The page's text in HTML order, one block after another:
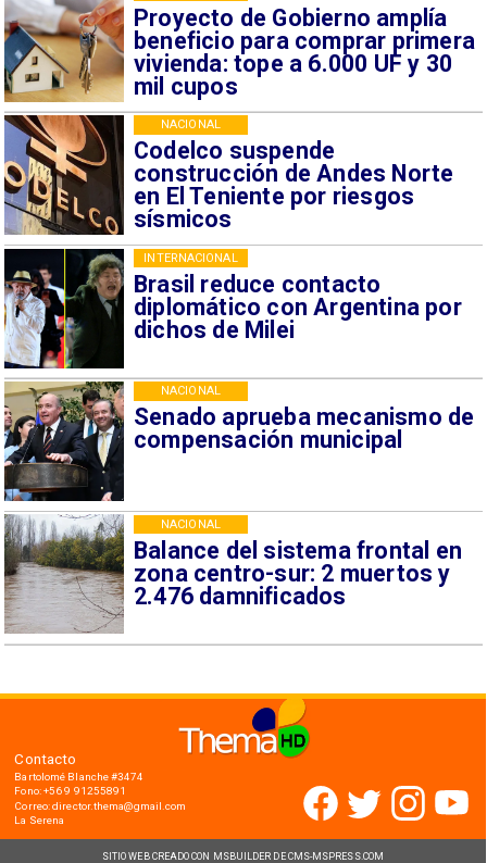
Proyecto de Gobierno amplía
beneficio para comprar primera
vivienda: tope a 6.000 UF y 30
mil cupos
Codelco suspende
construcción de Andes Norte
en El Teniente por riesgos
sísmicos
NACIONAL
Brasil reduce contacto
diplomático con Argentina por
dichos de Milei
INTERNACIONAL
Senado aprueba mecanismo de
compensación municipal
NACIONAL
Balance del sistema frontal en
zona centro-sur: 2 muertos y
2.476 damnificados
NACIONAL
SITIO WEB CREADO CON MSBUILDER DE CMS-MSPRESS.COM
Contacto
Bartolomé Blanche #3474
Fono: +56 9 91255891
Correo: director.thema@gmail.com
La Serena